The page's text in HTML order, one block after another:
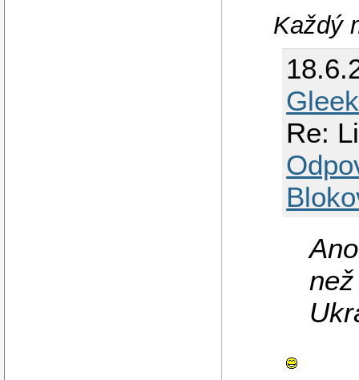
Každý
Re: